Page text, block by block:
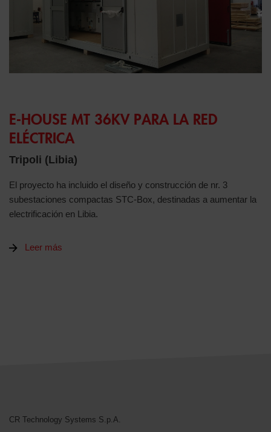
E-HOUSE MT 36KV PARA LA RED
ELÉCTRICA
Tripoli (Libia)
El proyecto ha incluido el diseño y construcción de nr. 3
subestaciones compactas STC-Box, destinadas a aumentar la
electrificación en Libia.
Leer más
CR Technology Systems S.p.A.